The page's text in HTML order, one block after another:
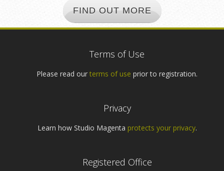
FIND OUT MORE
Terms of Use
Please read our terms of use prior to registration.
Privacy
Learn how Studio Magenta protects your privacy.
Registered Office